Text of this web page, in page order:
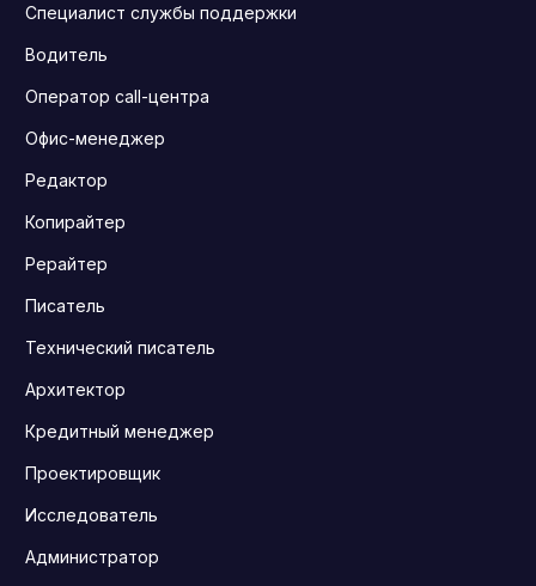
Специалист службы поддержки
Водитель
Оператор call-центра
Офис-менеджер
Редактор
Копирайтер
Рерайтер
Писатель
Технический писатель
Архитектор
Кредитный менеджер
Проектировщик
Исследователь
Администратор